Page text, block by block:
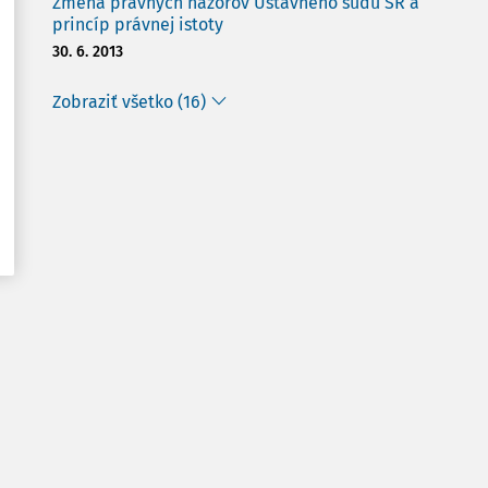
princíp právnej istoty
30. 6. 2013
Zobraziť všetko (16)